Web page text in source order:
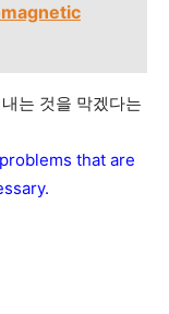
는 것을 막겠다는
that are